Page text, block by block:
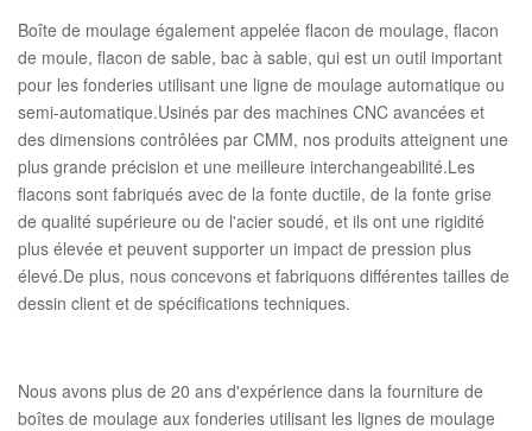
Boîte de moulage également appelée flacon de moulage, flacon
de moule, flacon de sable, bac à sable, qui est un outil important
pour les fonderies utilisant une ligne de moulage automatique ou
semi-automatique.Usinés par des machines CNC avancées et
des dimensions contrôlées par CMM, nos produits atteignent une
plus grande précision et une meilleure interchangeabilité.Les
flacons sont fabriqués avec de la fonte ductile, de la fonte grise
de qualité supérieure ou de l'acier soudé, et ils ont une rigidité
plus élevée et peuvent supporter un impact de pression plus
élevé.De plus, nous concevons et fabriquons différentes tailles de
dessin client et de spécifications techniques.
Nous avons plus de 20 ans d'expérience dans la fourniture de
boîtes de moulage aux fonderies utilisant les lignes de moulage